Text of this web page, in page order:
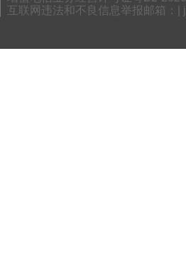
互联网违法和不良信息举报邮箱：|